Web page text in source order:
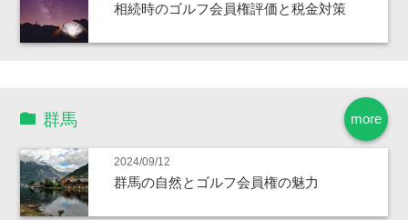
相続時のゴルフ会員権評価と税金対策
more
群馬
2024/09/12
群馬の自然とゴルフ会員権の魅力